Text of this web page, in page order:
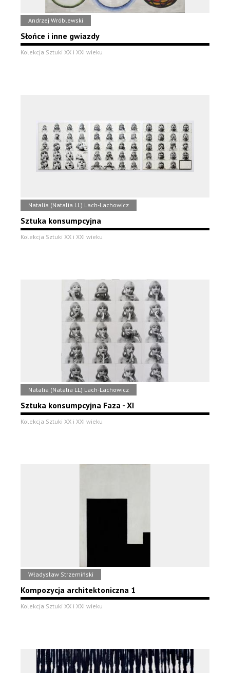
Andrzej Wróblewski
Słońce i inne gwiazdy
Kolekcja Sztuki XX i XXI wieku
Natalia (Natalia LL) Lach-Lachowicz
Sztuka konsumpcyjna
Kolekcja Sztuki XX i XXI wieku
Natalia (Natalia LL) Lach-Lachowicz
Sztuka konsumpcyjna Faza - XI
Kolekcja Sztuki XX i XXI wieku
Władysław Strzemiński
Kompozycja architektoniczna 1
Kolekcja Sztuki XX i XXI wieku